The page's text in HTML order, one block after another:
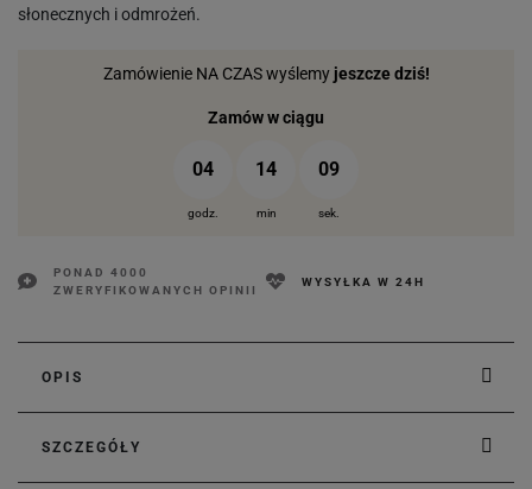
słonecznych i odmrożeń.
Zamówienie NA CZAS wyślemy jeszcze dziś!
Zamów w ciągu
04 14 08
godz. min sek.
PONAD 4000
ZWERYFIKOWANYCH OPINII
WYSYŁKA W 24H
OPIS
SZCZEGÓŁY